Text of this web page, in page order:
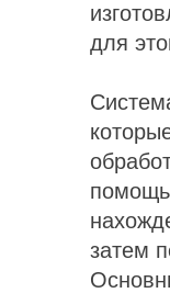
для
затем